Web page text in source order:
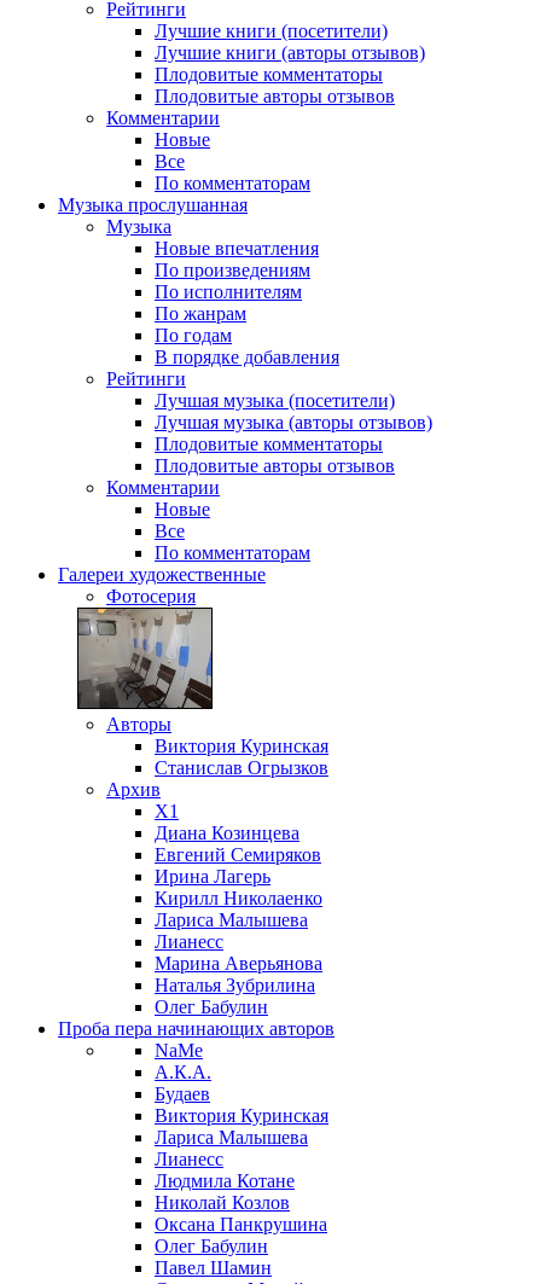
Рейтинги
Лучшие книги (посетители)
Лучшие книги (авторы отзывов)
Плодовитые комментаторы
Плодовитые авторы отзывов
Комментарии
Новые
Все
По комментаторам
Музыка прослушанная
Музыка
Новые впечатления
По произведениям
По исполнителям
По жанрам
По годам
В порядке добавления
Рейтинги
Лучшая музыка (посетители)
Лучшая музыка (авторы отзывов)
Плодовитые комментаторы
Плодовитые авторы отзывов
Комментарии
Новые
Все
По комментаторам
Галереи художественные
Фотосерия
Авторы
Виктория Куринская
Станислав Огрызков
Архив
X1
Диана Козинцева
Евгений Семиряков
Ирина Лагерь
Кирилл Николаенко
Лариса Малышева
Лианесс
Марина Аверьянова
Наталья Зубрилина
Олег Бабулин
Проба пера начинающих авторов
NaMe
А.К.А.
Будаев
Виктория Куринская
Лариса Малышева
Лианесс
Людмила Котане
Николай Козлов
Оксана Панкрушина
Олег Бабулин
Павел Шамин